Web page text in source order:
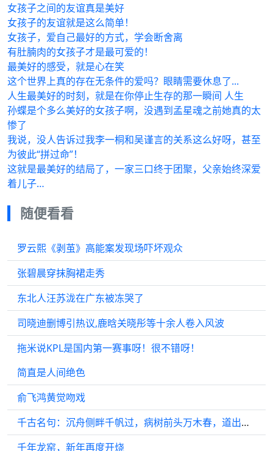
女孩子之间的友谊真是美好
女孩子的友谊就是这么简单！
女孩子，爱自己最好的方式，学会断舍离
有肚腩肉的女孩子才是最可爱的！
最美好的感受，就是心在笑
这个世界上真的存在无条件的爱吗？眼睛需要休息了...
人生最美好的时刻，就是在你停止生存的那一瞬间 人生
孙蝶是个多么美好的女孩子啊，没遇到孟星魂之前她真的太
惨了
我说，没人告诉过我李一桐和吴谨言的关系这么好呀，甚至
为彼此“拼过命”！
这就是最美好的结局了，一家三口终于团聚，父亲始终深爱
着儿子…
随便看看
罗云熙《剥茧》高能案发现场吓坏观众
张碧晨穿抹胸裙走秀
东北人汪苏泷在广东被冻哭了
司晓迪删博引热议,鹿晗关晓彤等十余人卷入风波
拖米说KPL是国内第一赛事呀！很不错呀！
简直是人间绝色
俞飞鸿黄觉吻戏
千古名句：沉舟侧畔千帆过，病树前头万木春，道出了怎样的哲理？
千年龙窑，新年再度开烧